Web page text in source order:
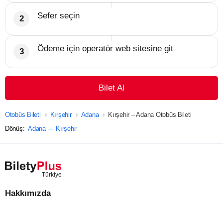
Sefer seçin
Ödeme için operatör web sitesine git
Bilet Al
Otobüs Bileti Kırşehir Adana
Kırşehir – Adana Otobüs Bileti
Dönüş: Adana — Kırşehir
Hakkımızda